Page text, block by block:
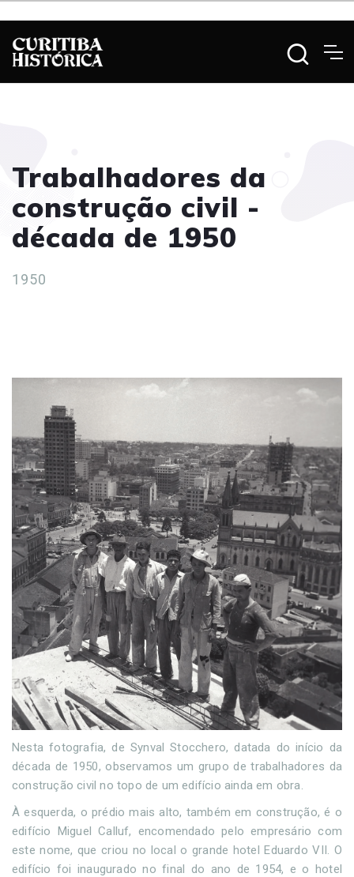
Trabalhadores da
construção civil -
década de 1950
1950
Nesta fotografia, de Synval Stocchero, datada do início da
década de 1950, observamos um grupo de trabalhadores da
construção civil no topo de um edifício ainda em obra.
À esquerda, o prédio mais alto, também em construção, é o
edifício Miguel Calluf, encomendado pelo empresário com
este nome, que criou no local o grande hotel Eduardo VII. O
edifício foi inaugurado no final do ano de 1954, e o hotel